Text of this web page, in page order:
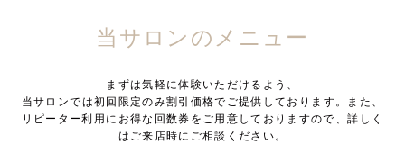
当サロンのメニュー
まずは気軽に体験いただけるよう、
当サロンでは初回限定のみ割引価格でご提供しております。また、
リピーター利用にお得な回数券をご用意しておりますので、詳しく
はご来店時にご相談ください。